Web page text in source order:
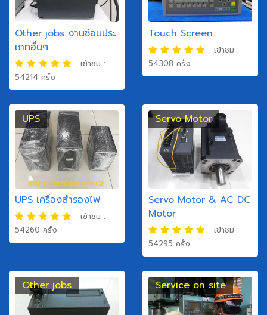
Other jobs งานซ่อมประ
เภทอื่นๆ
เข้าชม :
54214 ครั้ง
Touch Screen
เข้าชม :
54308 ครั้ง
UPS
UPS เครื่องสำรองไฟ
เข้าชม :
54260 ครั้ง
Servo Motor
Servo Motor & AC DC
Motor
เข้าชม :
54295 ครั้ง
Other jobs Service on site